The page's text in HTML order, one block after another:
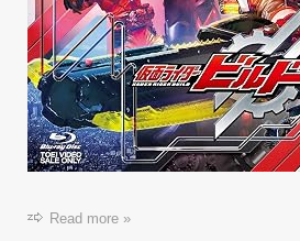
Read more »